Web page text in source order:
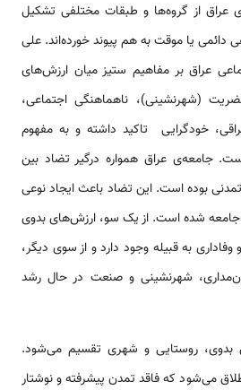
از گروه‌ها و طبقات مختلفی تشکیل
دائمی یا موقت به هم پیوند خورده‌اند. علی
عراق بر مفاهیم ستیز میان ارزش‌های
(شهرنشینی)، ناهماهنگی اجتماعی،
خودگرایی تاکید داشته و به مفهوم
جامعه‌ی عراق همواره درگیر تضاد بین
بوده است. این تضاد باعث ایجاد نوعی
جامعه شده است. از یک سو، ارزش‌های بدوی
به قبیله وجود دارد و از سوی دیگر،
شهرنشینی و صنعت در حال رشد
روستایی و شهری تقسیم می‌شود.
می‌شود که فاقد تمدن پیشرفته و نوشتار